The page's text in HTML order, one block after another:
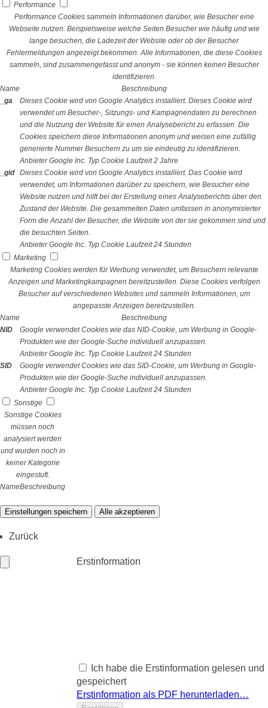
Performance
Performance Cookies sammeln Informationen darüber, wie Besucher eine
Webseite nutzen. Beispielsweise welche Seiten Besucher wie häufig und wie
lange besuchen, die Ladezeit der Website oder ob der Besucher
Fehlermeldungen angezeigt bekommen. Alle Informationen, die diese Cookies
sammeln, sind zusammengefasst und anonym - sie können keinen Besucher
identifizieren.
Name
Beschreibung
_ga
Dieses Cookie wird von Google Analytics installiert. Dieses Cookie wird
verwendet um Besucher-, Sitzungs- und Kampagnendaten zu berechnen
und die Nutzung der Website für einen Analysebericht zu erfassen. Die
Cookies speichern diese Informationen anonym und weisen eine zufällig
generierte Nummer Besuchern zu um sie eindeutig zu identifizieren.
Anbieter Google Inc. Typ Cookie Laufzeit 2 Jahre
_gid
Dieses Cookie wird von Google Analytics installiert. Das Cookie wird
verwendet, um Informationen darüber zu speichern, wie Besucher eine
Website nutzen und hilft bei der Erstellung eines Analyseberichts über den
Zustand der Website. Die gesammelten Daten umfassen in anonymisierter
Form die Anzahl der Besucher, die Website von der sie gekommen sind und
die besuchten Seiten.
Anbieter Google Inc. Typ Cookie Laufzeit 24 Stunden
Marketing
Marketing Cookies werden für Werbung verwendet, um Besuchern relevante
Anzeigen und Marketingkampagnen bereitzustellen. Diese Cookies verfolgen
Besucher auf verschiedenen Websites und sammeln Informationen, um
angepasste Anzeigen bereitzustellen.
Name
Beschreibung
NID
Google verwendet Cookies wie das NID-Cookie, um Werbung in Google-
Produkten wie der Google-Suche individuell anzupassen.
Anbieter Google Inc. Typ Cookie Laufzeit 24 Stunden
SID
Google verwendet Cookies wie das SID-Cookie, um Werbung in Google-
Produkten wie der Google-Suche individuell anzupassen.
Anbieter Google Inc. Typ Cookie Laufzeit 24 Stunden
Sonstige
Sonstige Cookies
müssen noch
analysiert werden
und wurden noch in
keiner Kategorie
eingestuft.
NameBeschreibung
Einstellungen speichern Alle akzeptieren
Zurück
Erstinformation
Ich habe die Erstinformation gelesen und
gespeichert
Erstinformation als PDF herunterladen…